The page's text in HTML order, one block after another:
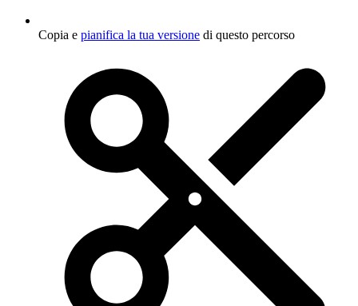
Copia e pianifica la tua versione di questo percorso